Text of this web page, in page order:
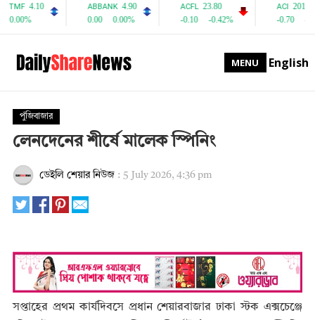
MENU English
পুঁজিবাজার
লেনদেনের শীর্ষে মালেক স্পিনিং
ডেইলি শেয়ার নিউজ: 5 July 2026, 4:36 pm
সপ্তাহের প্রথম কার্যদিবসে প্রধান শেয়ারবাজার ঢাকা স্টক এক্সচেঞ্জে